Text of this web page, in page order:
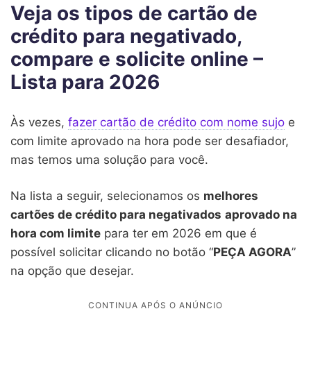
Veja os tipos de cartão de
crédito para negativado,
compare e solicite online –
Lista para 2026
Às vezes, fazer cartão de crédito com nome sujo e
com limite aprovado na hora pode ser desafiador,
mas temos uma solução para você.
Na lista a seguir, selecionamos os melhores
cartões de crédito para negativados aprovado na
hora com limite para ter em 2026 em que é
possível solicitar clicando no botão “PEÇA AGORA”
na opção que desejar.